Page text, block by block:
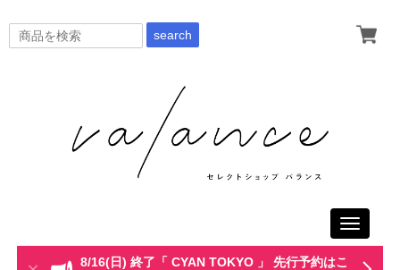
search
Toggle
8/16(日) 終了「 CYAN TOKYO 」 先行予約はこ